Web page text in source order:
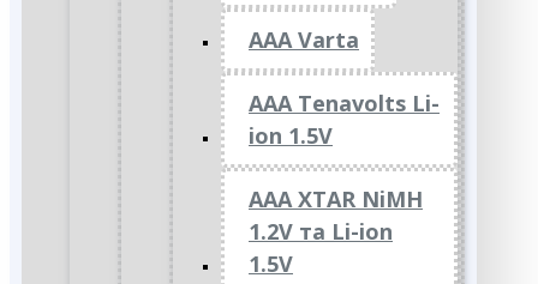
AAA Varta
AAA Tenavolts Li-
ion 1.5V
AAA XTAR NiMH
1.2V та Li-ion
1.5V